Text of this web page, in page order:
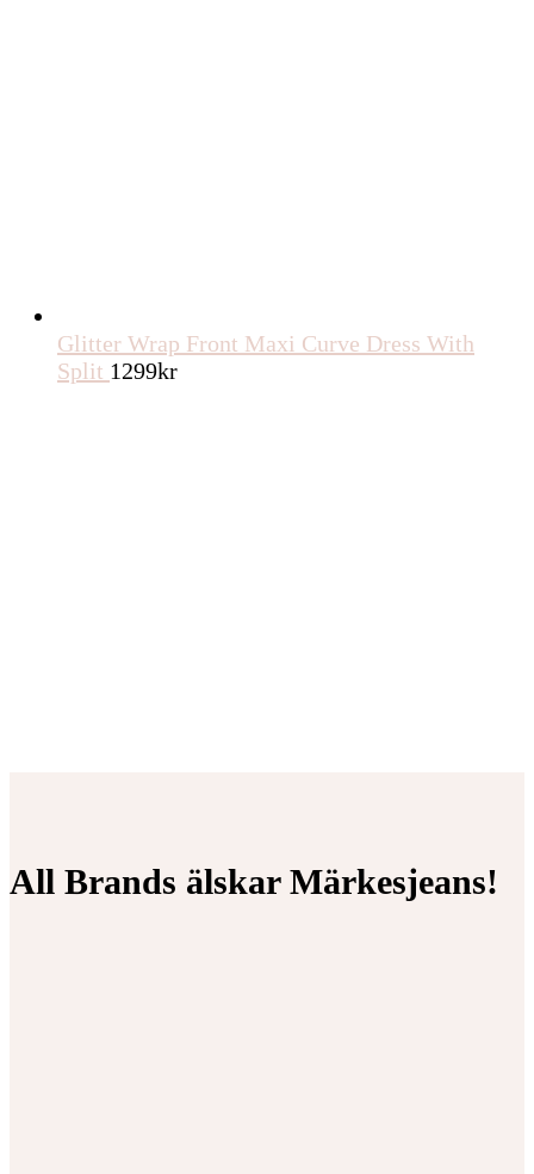
Glitter Wrap Front Maxi Curve Dress With
Split 1299kr
All Brands älskar Märkesjeans!